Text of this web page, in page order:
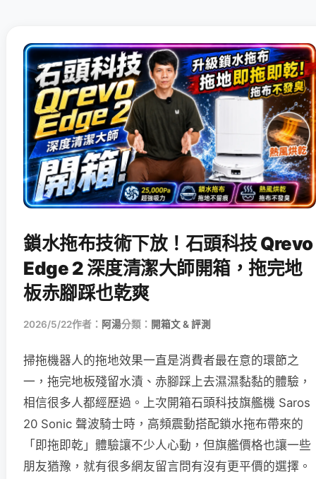
鎖水拖布技術下放！石頭科技 Qrevo
Edge 2 深度清潔大師開箱，拖完地
板赤腳踩也乾爽
2026/5/22作者： 阿湯分類： 開箱文 & 評測
掃拖機器人的拖地效果一直是消費者最在意的環節之
一，拖完地板殘留水漬、赤腳踩上去濕濕黏黏的體驗，
相信很多人都經歷過。上次開箱石頭科技旗艦機 Saros
20 Sonic 聲波騎士時，高頻震動搭配鎖水拖布帶來的
「即拖即乾」體驗讓不少人心動，但旗艦價格也讓一些
朋友猶豫，就有很多網友留言問有沒有更平價的選擇。